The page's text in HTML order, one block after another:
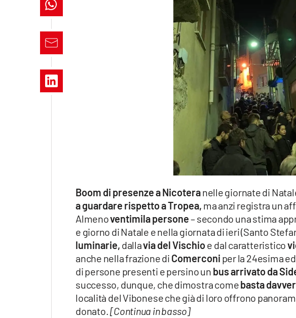
lacapitalenews.it
Boom di presenze a Nicoteranelle giornate di
a guardare rispetto a Tropea, ma anzi registra un
Almenoventimila persone– secondo una stima
e giorno di Natale e nella giornata di ieri (Santo
luminarie, dallavia del Vischioe dal caratteristico
anche nella frazione di Comerconi per la 24esima
di persone presenti e persino un bus arrivato da
successo, dunque, che dimostra comebasta
località del Vibonese che già di loro offrono
donato.[Continua in basso]